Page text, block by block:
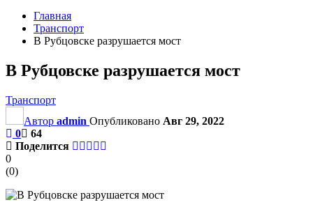
Главная
Транспорт
В Рубцовске разрушается мост
В Рубцовске разрушается мост
Транспорт
Автор admin Опубликовано Авг 29, 2022
0
64
Поделится
0
(0)